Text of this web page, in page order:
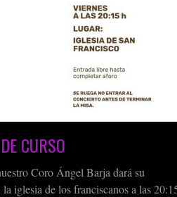
CURSO
Coro Ángel Barja dará su
iglesia de los franciscanos a las